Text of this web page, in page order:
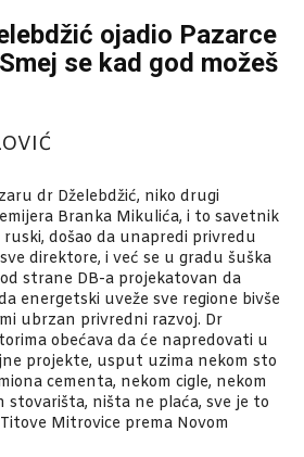
ojadio Pazarce
se kad god možeš
dr Dželebdžić, niko drugi
Branka Mikulića, i to savetnik
došao da unapredi privredu
direktore, i već se u gradu šuška
strane DB-a projekatovan da
energetski uveže sve regione bivše
ubrzan privredni razvoj. Dr
obećava da će napredovati u
projekte, usput uzima nekom sto
cementa, nekom cigle, nekom
stovarišta, ništa ne plaća, sve je to
Mitrovice prema Novom